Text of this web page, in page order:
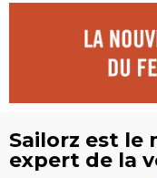
Sailorz est le
expert de la